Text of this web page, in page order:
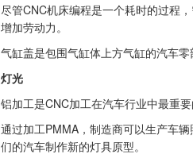
尽管CNC机床编程是一个耗时的过程
增加劳动力。
气缸盖是包围气缸体上方气缸的汽车零
灯光
铝加工是CNC加工在汽车行业中最重
通过加工PMMA，制造商可以生产车
们的汽车制作新的灯具原型。